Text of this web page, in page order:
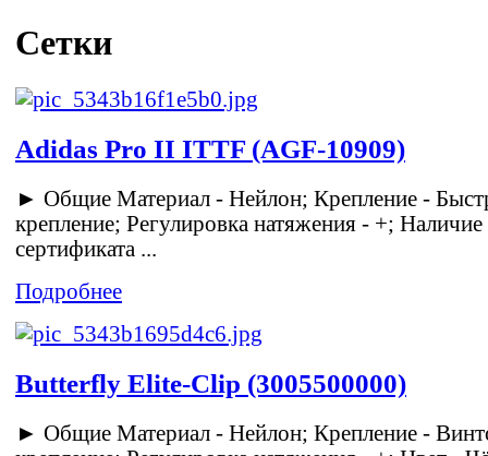
Сетки
Adidas Pro II ITTF (AGF-10909)
► Общие Материал - Нейлон; Крепление -
крепление; Регулировка натяжения - +; Наличие
сертификата ...
Подробнее
Butterfly Elite-Clip (3005500000)
► Общие Материал - Нейлон; Крепление -